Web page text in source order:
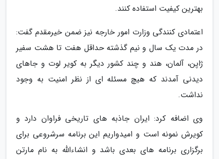
بهترین کیفیت استفاده کنند.
اعتمادی کنندگی وزارت امور خارجه نیز ضمن خیرمقدم گفت:
در مدت یک سال و نیم گذشته حداقل هفت تا هشت سفیر
ژاپن، آلمان، هند و چند کشور دیگر به کویر لوت و جاهای
دیدنی آمدند که هیچ مسئله ای از نظر امنیت به وجود
نداشت.
وی اضافه کرد: ایران جاذبه های تاریخی فراوان دارد و
کویرش نمونه است و امیدواریم این برنامه سرشروعی برای
برگزاری برنامه های بعدی باشد و انشاءالله به نام مارتن